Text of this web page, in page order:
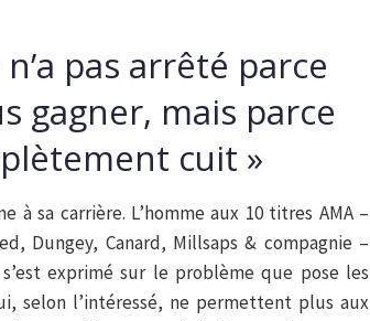
pas arrêté parce
gagner, mais parce
cuit »
à sa carrière. L’homme aux 10 titres AMA –
Dungey, Canard, Millsaps & compagnie –
exprimé sur le problème que pose les
selon l’intéressé, ne permettent plus aux